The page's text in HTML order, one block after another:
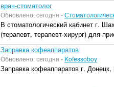
врач-стоматолог
Обновлено: сегодня -
В стоматологический кабинет г.
(терапевт, терапевт-хирург) для
Заправка кофеаппаратов
Обновлено: сегодня - Kofessoboy
Заправка кофеаппаратов г.